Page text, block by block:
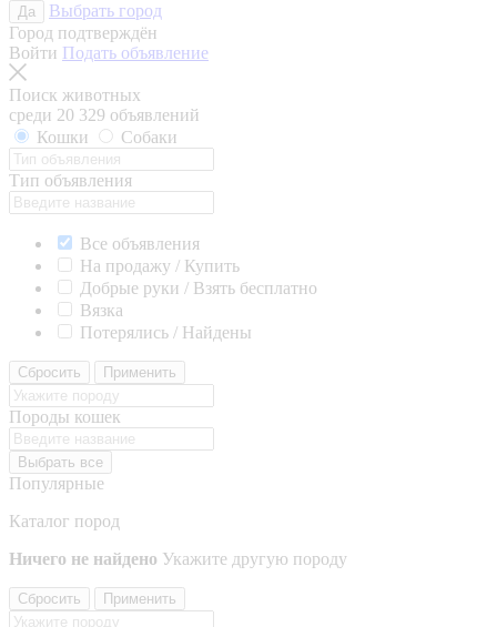
Да
Выбрать город
Город подтверждён
Войти Подать объявление
Поиск животных
среди 20 329 объявлений
Кошки
Собаки
Тип объявления
Все объявления
На продажу / Купить
Добрые руки / Взять бесплатно
Вязка
Потерялись / Найдены
Сбросить Применить
Породы кошек
Выбрать все
Популярные
Каталог пород
Ничего не найдено Укажите другую породу
Сбросить Применить